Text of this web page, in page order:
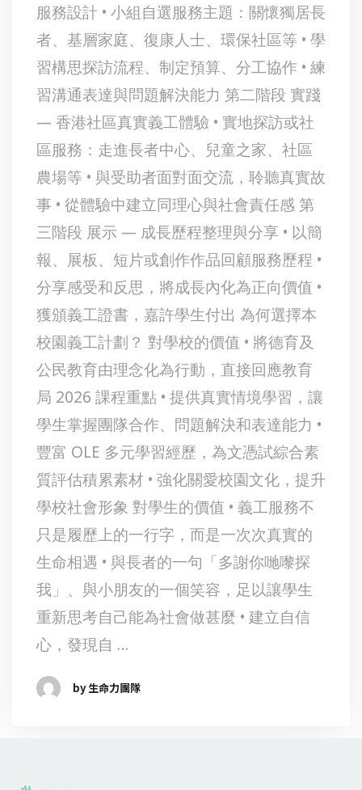
服務設計 • 小組自選服務主題：關懷獨居長
者、基層家庭、復康人士、環保社區等 • 學
習構思探訪流程、制定預算、分工協作 • 練
習溝通表達與問題解決能力 第二階段 實踐
— 香港社區真實義工體驗 • 實地探訪或社
區服務：走進長者中心、兒童之家、社區
農場等 • 與受助者面對面交流，聆聽真實故
事 • 從體驗中建立同理心與社會責任感 第
三階段 展示 — 成長歷程整理與分享 • 以簡
報、展板、短片或創作作品回顧服務歷程 •
分享感受和反思，將成長內化為正向價值 •
獲頒義工證書，嘉許學生付出 為何選擇本
校園義工計劃？ 對學校的價值 • 將德育及
公民教育由理念化為行動，直接回應教育
局 2026 課程重點 • 提供真實情境學習，讓
學生掌握團隊合作、問題解決和表達能力 •
豐富 OLE 多元學習經歷，為文憑試綜合素
質評估積累素材 • 強化關愛校園文化，提升
學校社會形象 對學生的價值 • 義工服務不
只是履歷上的一行字，而是一次次真實的
生命相遇 • 與長者的一句「多謝你哋嚟探
我」、與小朋友的一個笑容，足以讓學生
重新思考自己能為社會做甚麼 • 建立自信
心，發現自 …
by 生命力團隊